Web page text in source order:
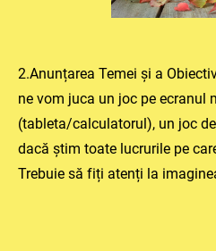
2.Anunțarea Temei și a
ne vom juca un joc pe ecranul
(tableta/calculatorul), un joc
dacă știm toate lucrurile pe
Trebuie să fiți atenți la